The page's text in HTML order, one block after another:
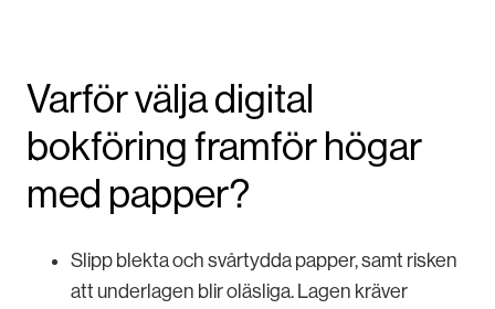
Varför välja digital
bokföring framför högar
med papper?
Slipp blekta och svårtydda papper, samt risken
att underlagen blir oläsliga. Lagen kräver